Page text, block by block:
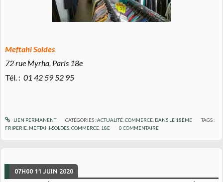
Meftahi Soldes
72 rue Myrha, Paris 18e
Tél. : 01 42 59 52 95
LIEN PERMANENT CATÉGORIES :ACTUALITÉ, COMMERCE, DANS LE 18ÈME
TAGS :
FRIPERIE MEFTAHI-SOLDES ,COMMERCE 18E 0 COMMENTAIRE
07H00 11 JUIN 2020